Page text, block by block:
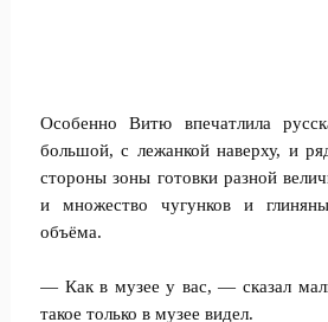
Особенно Витю впечатлила
большой, с лежанкой наверху, и
стороны зоны готовки разной
и множество чугунков и
объёма.
— Как в музее у вас, — сказал
такое только в музее видел.